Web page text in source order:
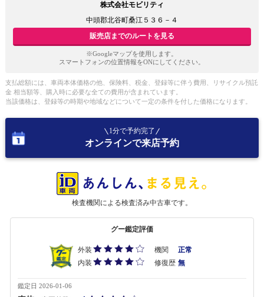
株式会社モビリティ
中頭郡北谷町桑江５３６－４
販売店までのルートを見る
※Googleマップを使用します。
スマートフォンの位置情報をONにしてください。
支払総額には、車両本体価格の他、保険料、税金、登録等に伴う費用、リサイクル預託
金 相当額等、購入時に必要な全ての費用が含まれています。
当該価格は、登録等の時期や地域などについて一定の条件を付した価格になります。
1分で予約完了
オンラインで来店予約
検査機関による検査済み中古車です。
グー鑑定評価
外装 機関
正常
内装
修復歴 無
鑑定日 2026-01-06